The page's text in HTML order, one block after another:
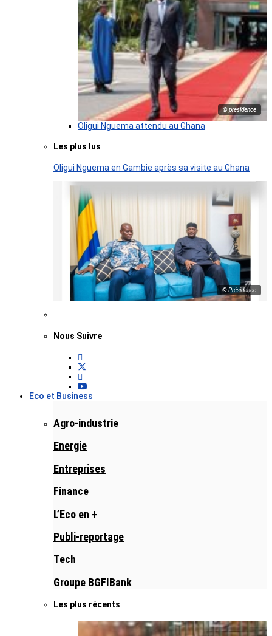
© presidence
Oligui Nguema attendu au Ghana
Les plus lus
Oligui Nguema en Gambie après sa visite au Ghana
© Présidence
Nous Suivre
Eco et Business
Agro-industrie
Energie
Entreprises
Finance
L’Eco en +
Publi-reportage
Tech
Groupe BGFIBank
Les plus récents